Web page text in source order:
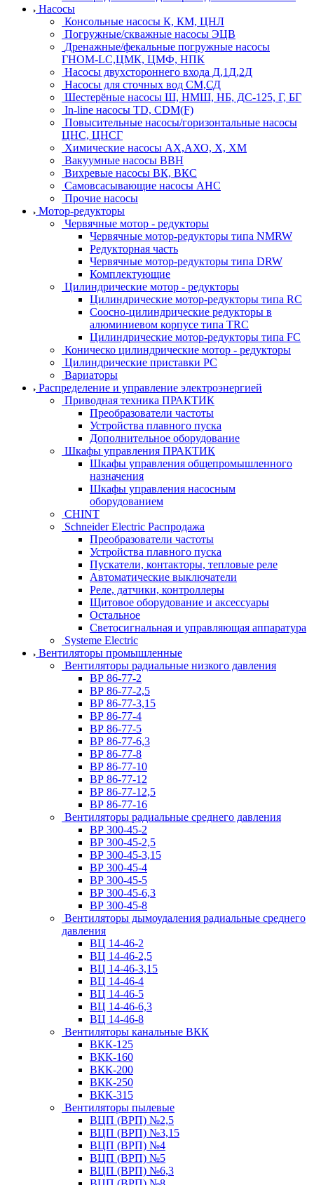
Насосы
Консольные насосы К, КМ, ЦНЛ
Погружные/скважные насосы ЭЦВ
Дренажные/фекальные погружные насосы
ГНОМ-LC,ЦМК, ЦМФ, НПК
Насосы двухстороннего входа Д,1Д,2Д
Насосы для сточных вод СМ,СД
Шестерёные насосы Ш, НМШ, НБ, ДС-125, Г, БГ
In-line насосы TD, CDM(F)
Повысительные насосы/горизонтальные насосы
ЦНС, ЦНСГ
Химические насосы АХ,АХО, Х, ХМ
Вакуумные насосы ВВН
Вихревые насосы ВК, ВКС
Самовсасывающие насосы АНС
Прочие насосы
Мотор-редукторы
Червячные мотор - редукторы
Червячные мотор-редукторы типа NMRW
Редукторная часть
Червячные мотор-редукторы типа DRW
Комплектующие
Цилиндрические мотор - редукторы
Цилиндрические мотор-редукторы типа RC
Соосно-цилиндрические редукторы в
алюминиевом корпусе типа TRC
Цилиндрические мотор-редукторы типа FC
Коническо цилиндрические мотор - редукторы
Цилиндрические приставки PC
Вариаторы
Распределение и управление электроэнергией
Приводная техника ПРАКТИК
Преобразователи частоты
Устройства плавного пуска
Дополнительное оборудование
Шкафы управления ПРАКТИК
Шкафы управления общепромышленного
назначения
Шкафы управления насосным
оборудованием
CHINT
Schneider Electric Распродажа
Преобразователи частоты
Устройства плавного пуска
Пускатели, контакторы, тепловые реле
Автоматические выключатели
Реле, датчики, контроллеры
Щитовое оборудование и аксессуары
Остальное
Светосигнальная и управляющая аппаратура
Systeme Electric
Вентиляторы промышленные
Вентиляторы радиальные низкого давления
ВР 86-77-2
ВР 86-77-2,5
ВР 86-77-3,15
ВР 86-77-4
ВР 86-77-5
ВР 86-77-6,3
ВР 86-77-8
ВР 86-77-10
ВР 86-77-12
ВР 86-77-12,5
ВР 86-77-16
Вентиляторы радиальные среднего давления
ВР 300-45-2
ВР 300-45-2,5
ВР 300-45-3,15
ВР 300-45-4
ВР 300-45-5
ВР 300-45-6,3
ВР 300-45-8
Вентиляторы дымоудаления радиальные среднего
давления
ВЦ 14-46-2
ВЦ 14-46-2,5
ВЦ 14-46-3,15
ВЦ 14-46-4
ВЦ 14-46-5
ВЦ 14-46-6,3
ВЦ 14-46-8
Вентиляторы канальные ВКК
ВКК-125
ВКК-160
ВКК-200
ВКК-250
ВКК-315
Вентиляторы пылевые
ВЦП (ВРП) №2,5
ВЦП (ВРП) №3,15
ВЦП (ВРП) №4
ВЦП (ВРП) №5
ВЦП (ВРП) №6,3